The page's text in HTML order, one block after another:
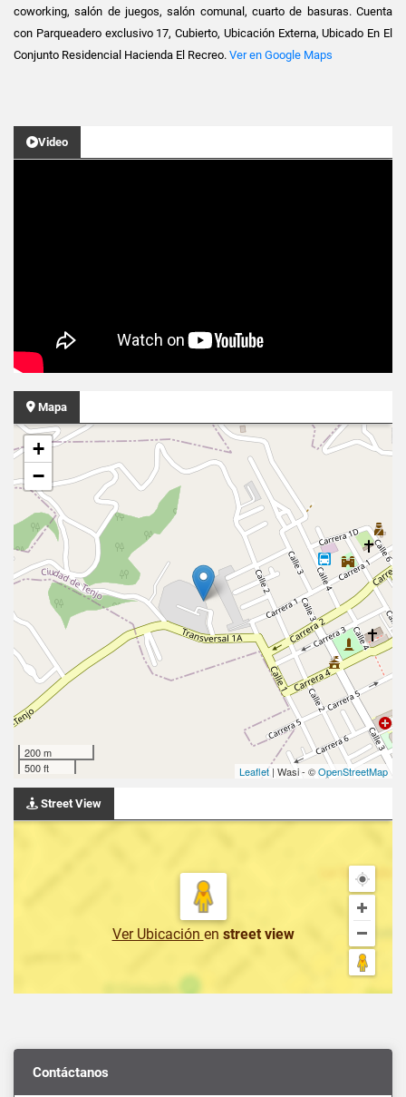
coworking, salón de juegos, salón comunal, cuarto de basuras. Cuenta
con Parqueadero exclusivo 17, Cubierto, Ubicación Externa, Ubicado En El
Conjunto Residencial Hacienda El Recreo. Ver en Google Maps
Video
Mapa
+
−
200 m
500 ft
Leaflet| Wasi - ©OpenStreetMap
Street View
Ver Ubicación en street view
Contáctanos